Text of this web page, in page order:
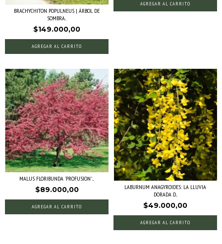
BRACHYCHITON POPULNEUS | ÁRBOL DE
SOMBRA...
$149.000,00
AGREGAR AL CARRITO
AGREGAR AL CARRITO
MALUS FLORIBUNDA 'PROFUSION':...
$89.000,00
AGREGAR AL CARRITO
LABURNUM ANAGYROIDES: LA LLUVIA
DORADA D...
$49.000,00
AGREGAR AL CARRITO